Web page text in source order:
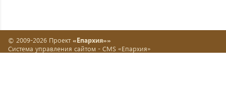
© 2009-2026 Проект «Епархия»»
Система управления сайтом - CMS «Епархия»